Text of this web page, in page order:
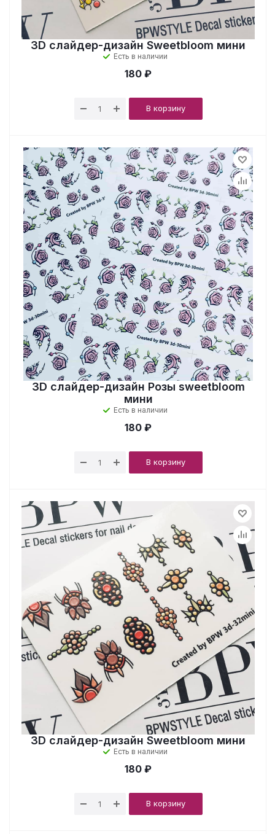
3D слайдер-дизайн Sweetbloom мини
Есть в наличии
180 ₽
В корзину
3D слайдер-дизайн Розы sweetbloom
мини
Есть в наличии
180 ₽
В корзину
3D слайдер-дизайн Sweetbloom мини
Есть в наличии
180 ₽
В корзину